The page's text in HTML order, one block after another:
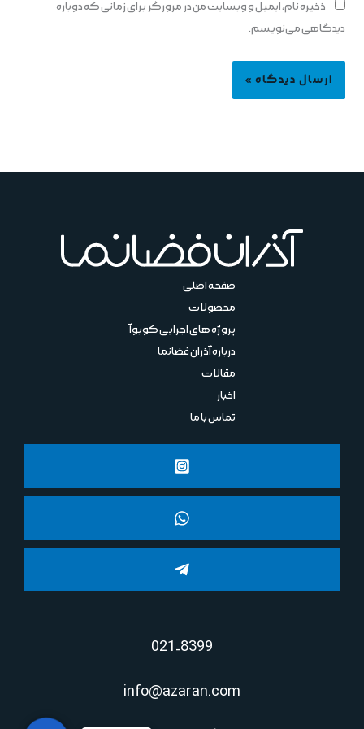
ذخیره نام، ایمیل و وبسایت من در مرورگر برای زمانی که دوباره
دیدگاهی می‌نویسم.
صفحه اصلی
محصولات
پروژه های اجرایی کوبوآ
درباره آذران فضانما
مقالات
اخبار
تماس با ما
021-8399
info@azaran.com